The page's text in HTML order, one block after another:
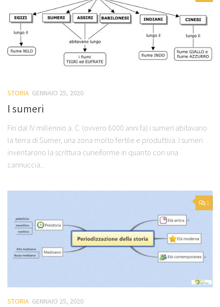
STORIA GENNAIO 25, 2020
I sumeri
Fin dal IV millennio a. C. (ovvero 6000 anni fa) i sumeri abitavano
la terra di Sumer, una zona molto fertile e produttiva. I sumeri
inventarono la scrittura cuneiforme in quanto con una
cannuccia...
1
STORIA GENNAIO 25, 2020